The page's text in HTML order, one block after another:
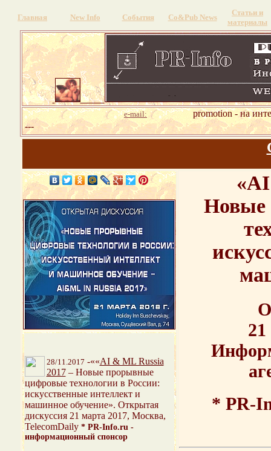
Главная New Info События Со&Pub News
Статьи и
материалы
e-mail: promotion - на
---
28/11.2017 -««AI & ML Russia
2017– Новые прорывные
цифровые технологии в России:
искусственные интеллект и
машинное обучение». Открытая
дискуссия 21 марта 2017, Москва,
TelecomDaily * PR-Info.ru -
информационный спонсор
Новые
* PR-